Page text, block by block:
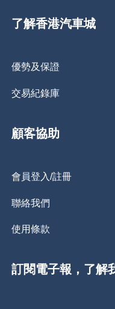
了解香港汽車城
優勢及保證
交易紀錄庫
顧客協助
會員登入/註冊
聯絡我們
使用條款
訂閱電子報，了解